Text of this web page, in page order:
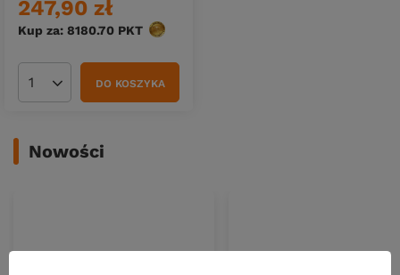
247,90 zł
Kup za: 8180.70 PKT punktów
Ilość produktówDO KOSZYKA
Nowości